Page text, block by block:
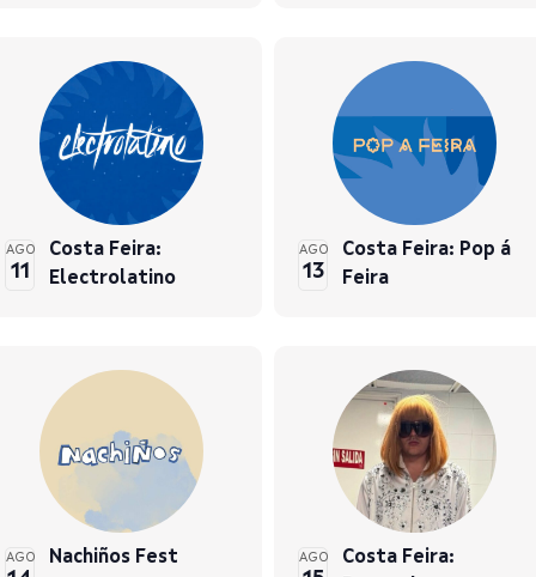
AGO
11
Costa Feira:
Electrolatino
AGO
13
Costa Feira: Pop á
Feira
AGO Nachiños Fest AGO
Costa Feira: